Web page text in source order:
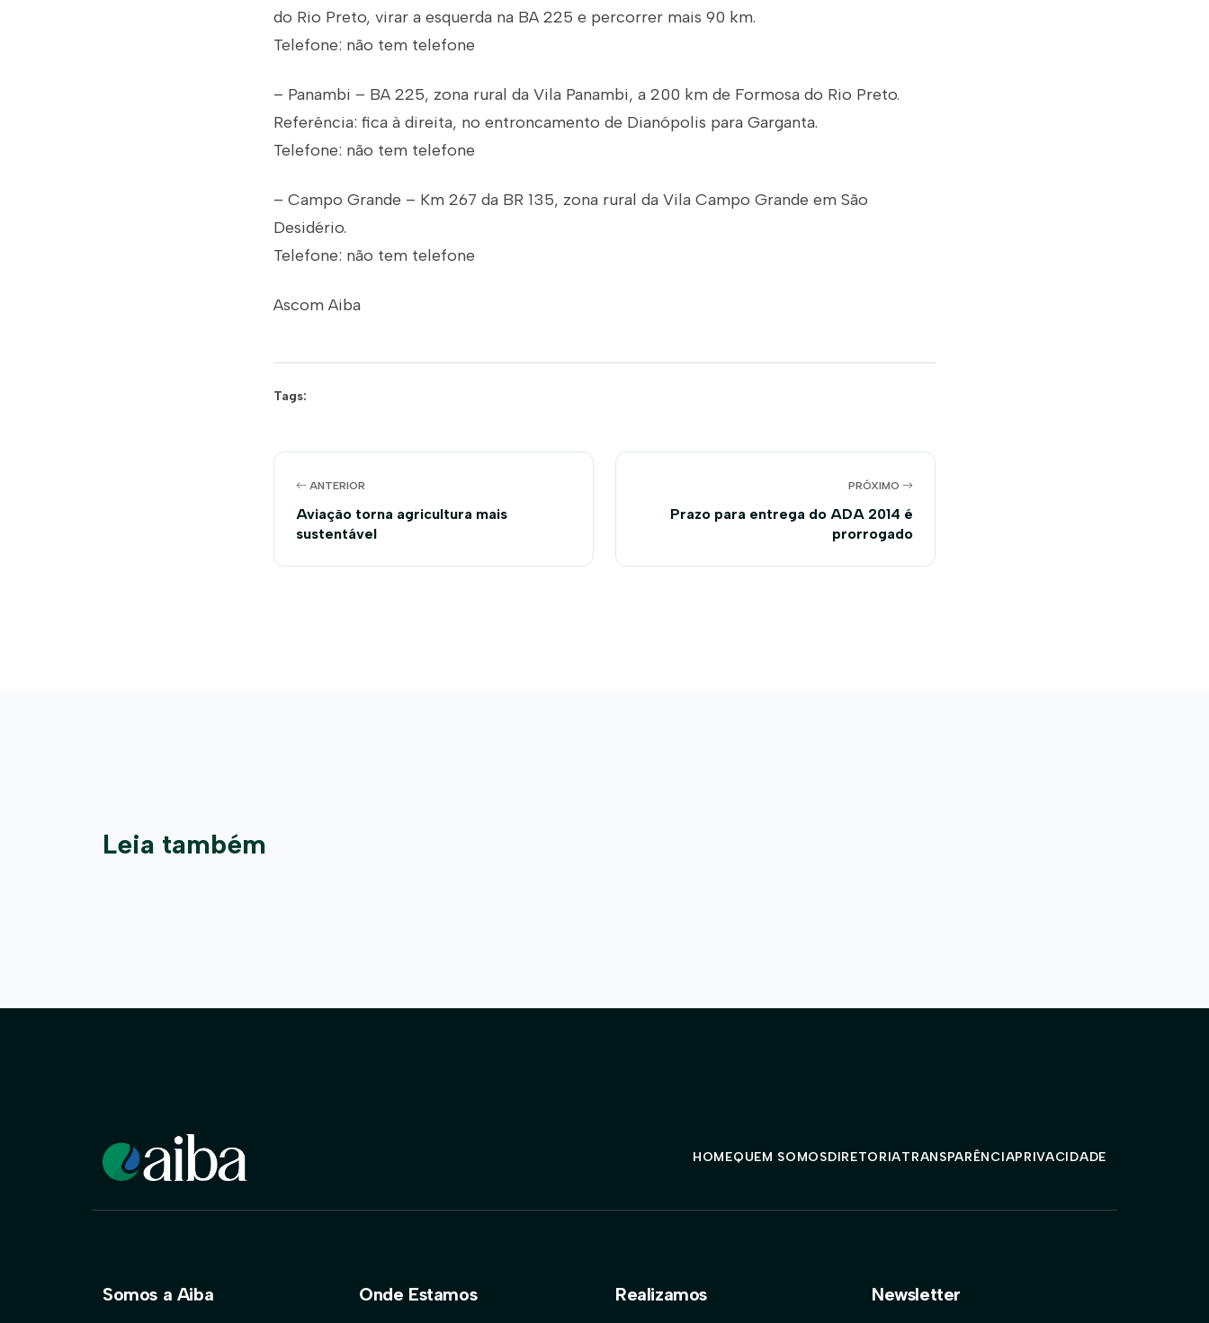
do Rio Preto, virar a esquerda na BA 225 e percorrer mais 90 km.
Telefone: não tem telefone
– Panambi – BA 225, zona rural da Vila Panambi, a 200 km de Formosa do Rio Preto.
Referência: fica à direita, no entroncamento de Dianópolis para Garganta.
Telefone: não tem telefone
– Campo Grande – Km 267 da BR 135, zona rural da Vila Campo Grande em São
Desidério.
Telefone: não tem telefone
Ascom Aiba
Tags:
ANTERIOR
Aviação torna agricultura mais
sustentável
PRÓXIMO
Prazo para entrega do ADA 2014 é
prorrogado
Leia também
HOMEQUEM SOMOSDIRETORIATRANSPARÊNCIAPRIVACIDADE
Somos a Aiba Onde Estamos Realizamos Newsletter